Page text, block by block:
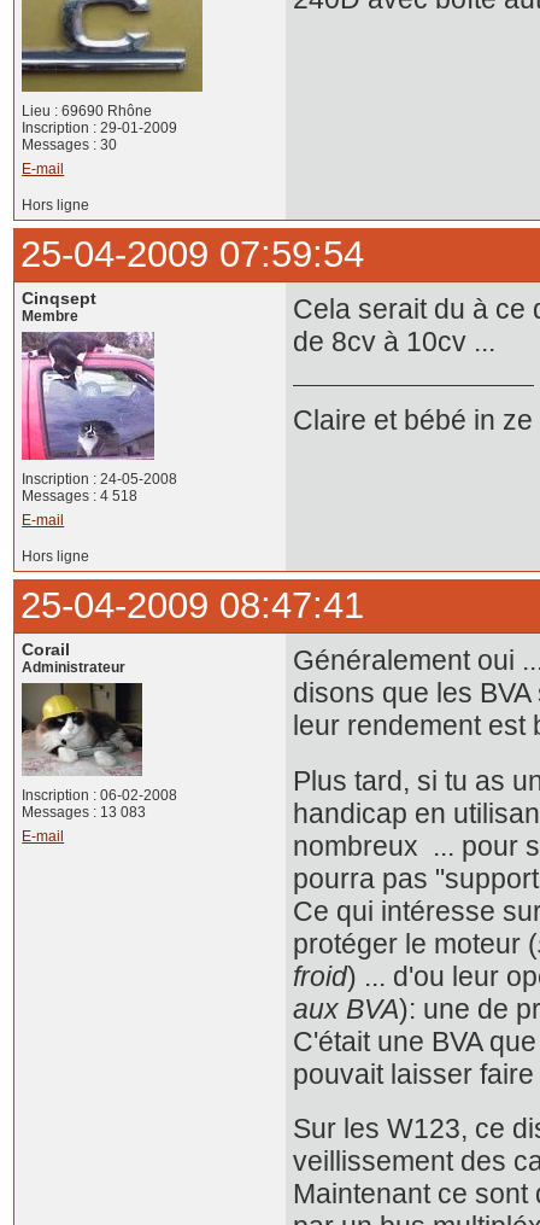
Lieu : 69690 Rhône
Inscription : 29-01-2009
Messages : 30
E-mail
Hors ligne
25-04-2009 07:59:54
Cinqsept
Membre
Inscription : 24-05-2008
Messages : 4 518
E-mail
Cela serait du à
de 8cv à 10cv ...
Claire et bébé in
Hors ligne
25-04-2009 08:47:41
Corail
Administrateur
Inscription : 06-02-2008
Messages : 13 083
E-mail
Généralement oui
disons que les
leur rendement est
Plus tard, si tu as
handicap en
nombreux ... pour
pourra pas
Ce qui intéresse
protéger le moteur (
froid) ... d'ou leur
aux BVA): une de
C'était une BVA
pouvait laisser faire
Sur les W123, ce
veillissement des
Maintenant ce